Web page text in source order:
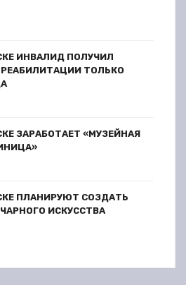
ИНВАЛИД ПОЛУЧИЛ
ТОЛЬКО
ЗАРАБОТАЕТ «МУЗЕЙНАЯ
ПЛАНИРУЮТ СОЗДАТЬ
ИСКУССТВА